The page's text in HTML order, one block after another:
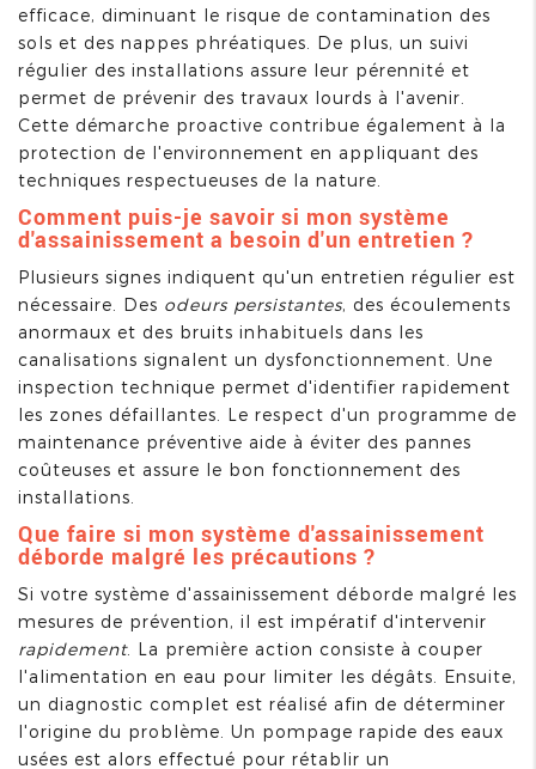
efficace, diminuant le risque de contamination des
sols et des nappes phréatiques. De plus, un suivi
régulier des installations assure leur pérennité et
permet de prévenir des travaux lourds à l'avenir.
Cette démarche proactive contribue également à la
protection de l'environnement en appliquant des
techniques respectueuses de la nature.
Comment puis-je savoir si mon système
d'assainissement a besoin d'un entretien ?
Plusieurs signes indiquent qu'un entretien régulier est
nécessaire. Des odeurs persistantes, des écoulements
anormaux et des bruits inhabituels dans les
canalisations signalent un dysfonctionnement. Une
inspection technique permet d'identifier rapidement
les zones défaillantes. Le respect d'un programme de
maintenance préventive aide à éviter des pannes
coûteuses et assure le bon fonctionnement des
installations.
Que faire si mon système d'assainissement
déborde malgré les précautions ?
Si votre système d'assainissement déborde malgré les
mesures de prévention, il est impératif d'intervenir
rapidement. La première action consiste à couper
l'alimentation en eau pour limiter les dégâts. Ensuite,
un diagnostic complet est réalisé afin de déterminer
l'origine du problème. Un pompage rapide des eaux
usées est alors effectué pour rétablir un